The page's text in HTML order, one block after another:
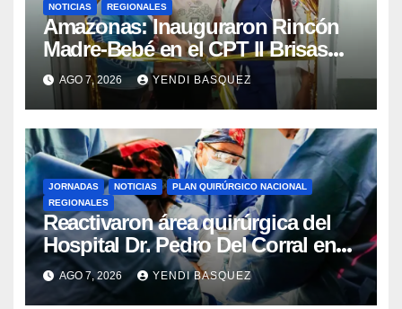
NOTICIAS REGIONALES
​Amazonas: Inauguraron Rincón
Madre-Bebé en el CPT II Brisas
del Aeropuerto ​Inauguraron
Rincón
AGO 7, 2026 YENDI BASQUEZ
JORNADAS NOTICIAS
PLAN QUIRÚRGICO NACIONAL
REGIONALES
Reactivaron área quirúrgica del
Hospital Dr. Pedro Del Corral en
Guárico
AGO 7, 2026 YENDI BASQUEZ